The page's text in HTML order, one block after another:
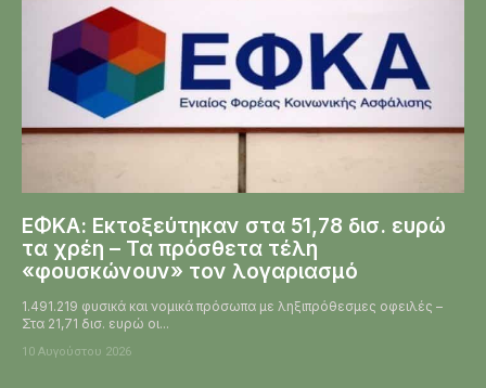
ΕΦΚΑ: Εκτοξεύτηκαν στα 51,78 δισ. ευρώ
τα χρέη – Τα πρόσθετα τέλη
«φουσκώνουν» τον λογαριασμό
1.491.219 φυσικά και νομικά πρόσωπα με ληξιπρόθεσμες οφειλές –
Στα 21,71 δισ. ευρώ οι...
10 Αυγούστου 2026